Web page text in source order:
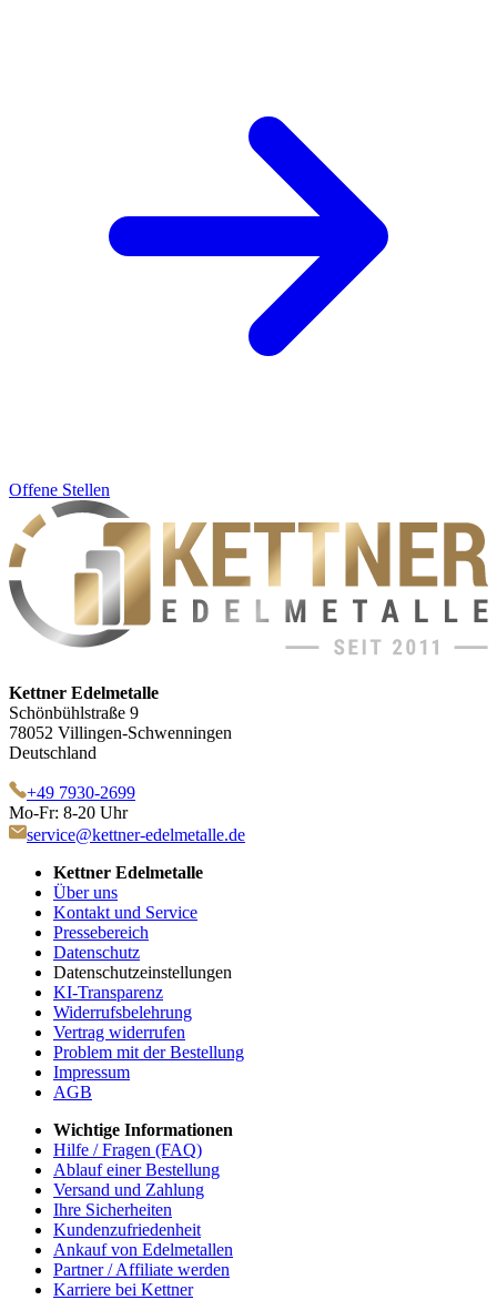
Offene Stellen
Kettner Edelmetalle
Schönbühlstraße 9
78052 Villingen-Schwenningen
Deutschland
+49 7930-2699
Mo-Fr: 8-20 Uhr
service@kettner-edelmetalle.de
Kettner Edelmetalle
Über uns
Kontakt und Service
Pressebereich
Datenschutz
Datenschutzeinstellungen
KI-Transparenz
Widerrufsbelehrung
Vertrag widerrufen
Problem mit der Bestellung
Impressum
AGB
Wichtige Informationen
Hilfe / Fragen (FAQ)
Ablauf einer Bestellung
Versand und Zahlung
Ihre Sicherheiten
Kundenzufriedenheit
Ankauf von Edelmetallen
Partner / Affiliate werden
Karriere bei Kettner